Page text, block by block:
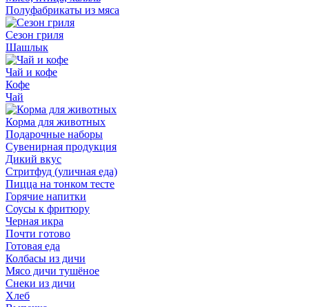
Полуфабрикаты из мяса
Сезон гриля
Шашлык
Чай и кофе
Кофе
Чай
Корма для животных
Подарочные наборы
Сувенирная продукция
Дикий вкус
Стритфуд (уличная еда)
Пицца на тонком тесте
Горячие напитки
Соусы к фритюру
Черная икра
Почти готово
Готовая еда
Колбасы из дичи
Мясо дичи тушёное
Снеки из дичи
Хлеб